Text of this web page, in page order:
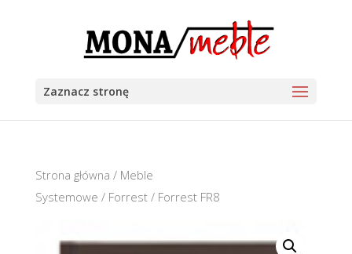
Zaznacz stronę
Strona główna / Meble
Systemowe / Forrest/ Forrest FR8